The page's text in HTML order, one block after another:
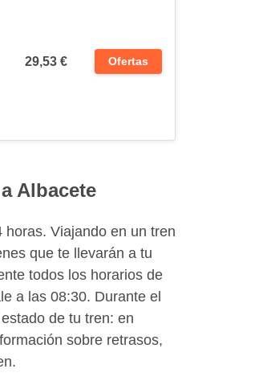
29,53 € Ofertas
Albacete
Viajando en un tren
que te llevarán a tu
todos los horarios de
a las 08:30. Durante el
de tu tren: en
sobre retrasos,